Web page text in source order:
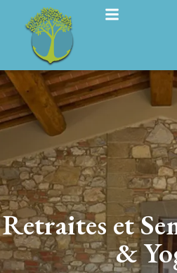
Retraites et
&